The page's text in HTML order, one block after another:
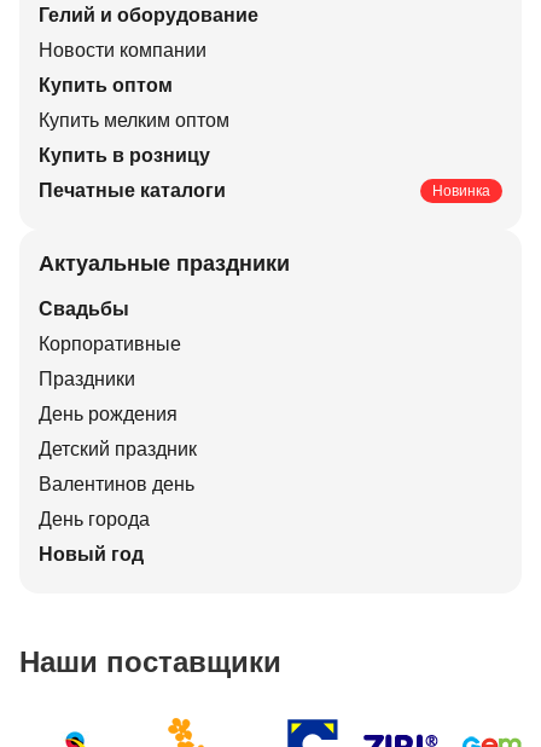
Гелий и оборудование
Новости компании
Купить оптом
Купить мелким оптом
Купить в розницу
Печатные каталоги
Новинка
Актуальные праздники
Свадьбы
Корпоративные
Праздники
День рождения
Детский праздник
Валентинов день
День города
Новый год
Наши поставщики